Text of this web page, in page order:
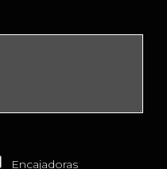
Encajadoras